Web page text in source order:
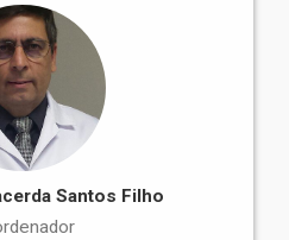
Santos Filho